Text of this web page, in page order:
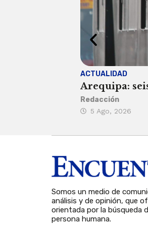
ACTUALIDAD
Arequipa:
Redacción
5 Ago, 2026
Somos un medio de
análisis y de opinión, que
orientada por la búsqueda
persona humana.